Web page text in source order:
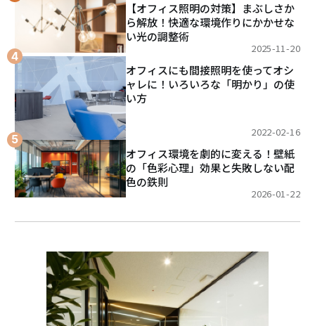
【オフィス照明の対策】まぶしさか
ら解放！快適な環境作りにかかせな
い光の調整術
2025-11-20
オフィスにも間接照明を使ってオシ
ャレに！いろいろな「明かり」の使
い方
2022-02-16
オフィス環境を劇的に変える！壁紙
の「色彩心理」効果と失敗しない配
色の鉄則
2026-01-22